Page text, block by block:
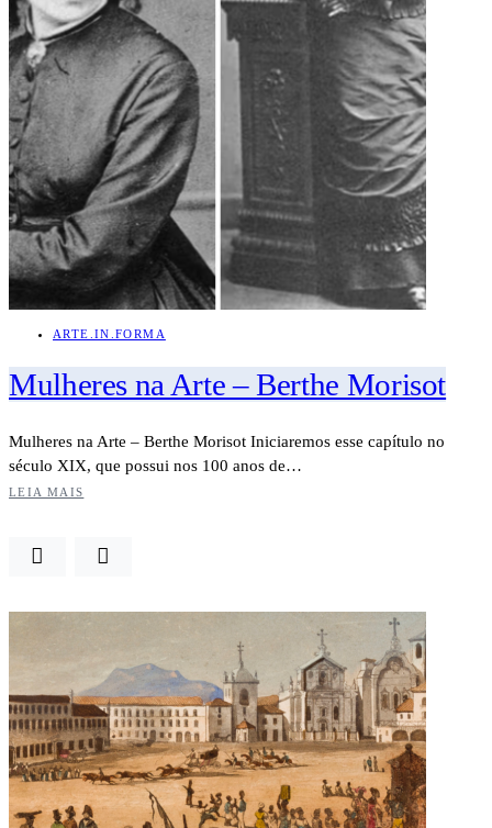
ARTE.IN.FORMA
Mulheres na Arte – Berthe Morisot
Mulheres na Arte – Berthe Morisot Iniciaremos esse capítulo no
século XIX, que possui nos 100 anos de…
LEIA MAIS